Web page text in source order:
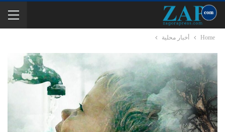
Home أخبار محلية